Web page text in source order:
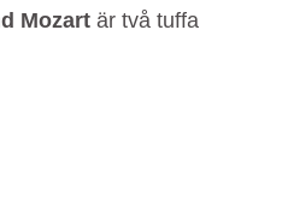
Mozart är två tuffa